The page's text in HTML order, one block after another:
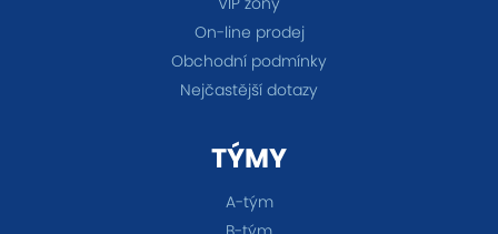
On-line prodej
Obchodní podmínky
Nejčastější dotazy
TÝMY
A-tým